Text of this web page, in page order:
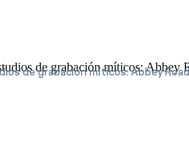
de grabación míticos: Abbey Road